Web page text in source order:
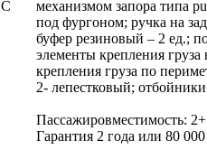
механизмом запора типа
под фургоном; ручка на
буфер резиновый – 2 ед.;
элементы крепления
крепления груза по
2- лепестковый;
Пассажировместимость:
Гарантия 2 года или 80